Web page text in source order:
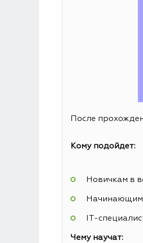
После
Кому подойдет:
Новичкам в
Начинающим
IT-
Чему научат: